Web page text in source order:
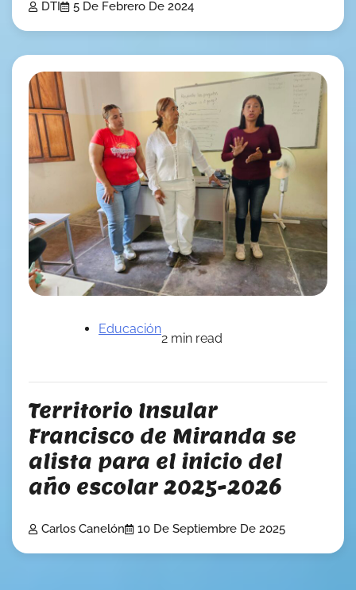
DTI 5 De Febrero De 2024
Educación
2 min read
Territorio Insular
Francisco de Miranda se
alista para el inicio del
año escolar 2025-2026
Carlos Canelón 10 De Septiembre De 2025